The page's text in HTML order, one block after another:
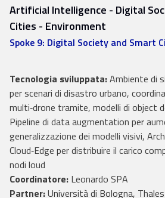
Artificial Intelligence
Digital
Cities
Environment
Spoke 9: Digital Society and Smart
Tecnologia sviluppata:Ambiente di
per scenari di disastro urbano,
multi‑drone tramite, modelli di object
Pipeline di data augmentation per
generalizzazione dei modelli visivi,
Cloud‑Edge per distribuire il carico
nodi loud
Coordinatore: Leonardo SPA
Partner:Università di Bologna,